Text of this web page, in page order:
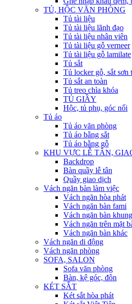
TỦ, HỘC VĂN PHÒNG
Tủ tài liệu
Tủ tài liệu lãnh đạo
Tủ tài liệu nhân viên
Tủ tài liệu gỗ verneer
Tủ tài liệu gỗ lamilate
Tủ sắt
Tủ locker gỗ, sắt sơn
Tủ sắt an toàn
Tủ treo chìa khóa
TỦ GIẦY
Hộc, tủ phụ, góc nối
Tủ áo
Tủ áo văn phòng
Tủ áo bằng sắt
Tủ áo bằng gỗ
KHU VỰC LỄ TÂN,
Backdrop
Bàn quầy lễ tân
Quầy giao dịch
Vách ngăn bàn làm việc
Vách ngăn hòa phát
Vách ngăn bàn fami
Vách ngăn bàn
Vách ngăn trên mặt
Vách ngăn bàn khác
Vách ngăn di động
Vách ngăn phòng
SOFA, SALON
Sofa văn phòng
Bàn, kệ góc, đôn
KÉT SẮT
Két sắt hòa phát